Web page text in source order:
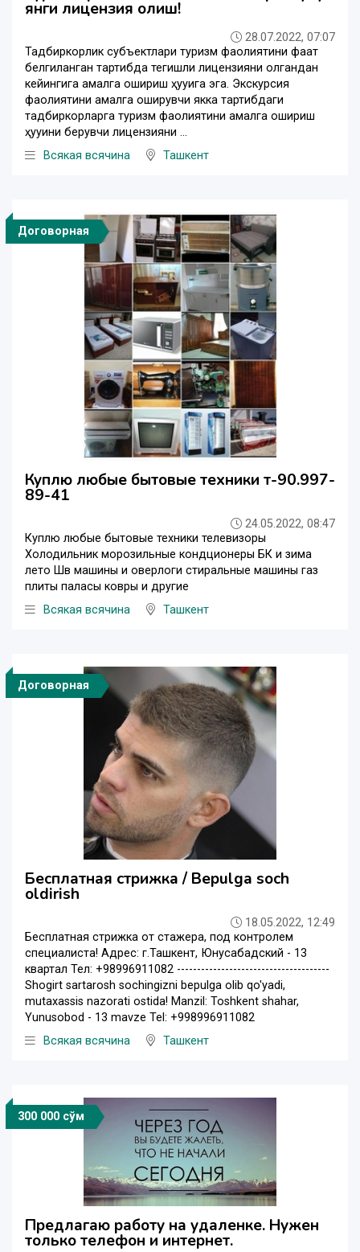
янги лицензия олиш!
28.07.2022, 07:07
Тадбиркорлик субъектлари туризм фаолиятини фақат
белгиланган тартибда тегишли лицензияни олгандан
кейингига амалга ошириш ҳуқуқига эга. Экскурсия
фаолиятини амалга оширувчи якка тартибдаги
тадбиркорларга туризм фаолиятини амалга ошириш
ҳуқуқини берувчи лицензияни ...
Всякая всячина
Ташкент
Договорная
Куплю любые бытовые техники т-90.997-
89-41
24.05.2022, 08:47
Куплю любые бытовые техники телевизоры
Холодильник морозильные кондционеры БК и зима
лето Шв машины и оверлоги стиральные машины газ
плиты паласы ковры и другие
Всякая всячина
Ташкент
Договорная
Бесплатная стрижка / Bepulga soch
oldirish
18.05.2022, 12:49
Бесплатная стрижка от стажера, под контролем
специалиста! Адрес: г.Ташкент, Юнусабадский - 13
квартал Тел: +98996911082 --------------------------------------
Shogirt sartarosh sochingizni bepulga olib qo'yadi,
mutaxassis nazorati ostida! Manzil: Toshkent shahar,
Yunusobod - 13 mavze Tel: +998996911082
Всякая всячина
Ташкент
300 000 сўм
Предлагаю работу на удаленке. Нужен
только телефон и интернет.